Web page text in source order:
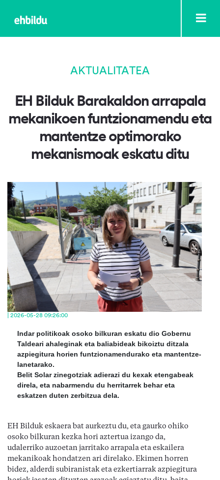
AKTUALITATEA
EH Bilduk Barakaldon arrapala
mekanikoen funtzionamendu eta
mantentze optimorako
mekanismoak eskatu ditu
| 2026-05-28 09:26:00
Indar politikoak osoko bilkuran eskatu dio Gobernu
Taldeari ahaleginak eta baliabideak bikoiztu ditzala
azpiegitura horien funtzionamendurako eta mantentze-
lanetarako.
Belit Solar zinegotziak adierazi du kexak etengabeak
direla, eta nabarmendu du herritarrek behar eta
eskatzen duten zerbitzua dela.
EH Bilduk eskaera bat aurkeztu du, eta gaurko ohiko
osoko bilkuran kezka hori aztertua izango da,
udalerriko auzoetan jarritako arrapala eta eskailera
mekanikoak hondatzen ari direlako. Ekimen horren
bidez, alderdi subiranistak eta ezkertiarrak azpiegitura